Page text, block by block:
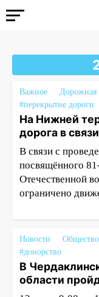
Важное Дорожная
#перекрытие дороги
На Нижней
дорога в
В связи с
посвящённого
Отечественной
ограничено
Новости
Общество
#донорство
В
области